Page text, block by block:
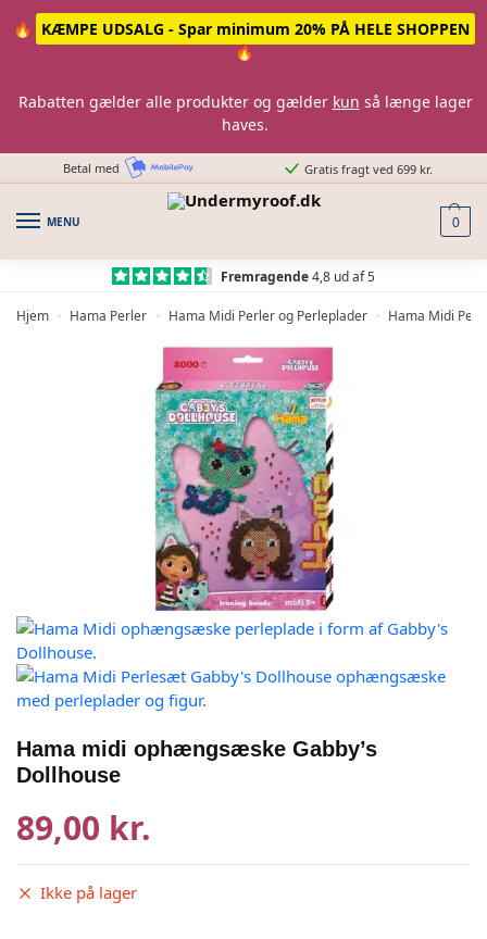
🔥
KÆMPE UDSALG - Spar minimum 20% PÅ HELE SHOPPEN
🔥
Rabatten gælder alle produkter og gælder kun så længe lager
haves.
Betal med Gratis fragt ved 699 kr.
MENU 0
Fremragende4,8 ud af 5
Hjem » Hama Perler » Hama Midi Perler og Perleplader » Hama Midi
Hama midi ophængsæske Gabby’s
Dollhouse
89,00 kr.
Ikke på lager